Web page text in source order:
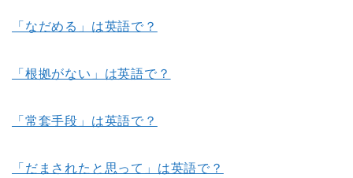
「なだめる」は英語で？
「根拠がない」は英語で？
「常套手段」は英語で？
「だまされたと思って」は英語で？